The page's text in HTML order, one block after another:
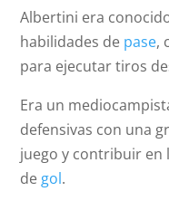
Albertini era
habilidades de pase,
para ejecutar tiros
Era un
defensivas con una
juego y contribuir en
de gol.